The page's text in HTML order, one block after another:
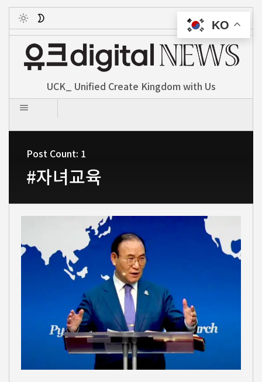
Toggle
UCK_ Unified Create Kingdom with Us
Post Count: 1
#자녀교육
KO